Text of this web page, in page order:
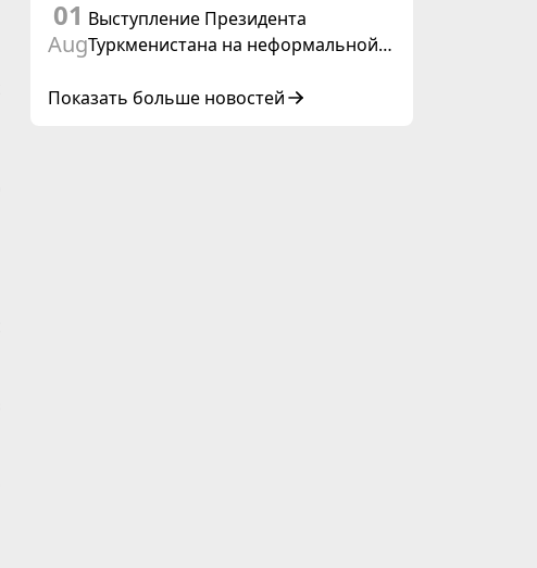
01
Aug
Выступление Президента
Туркменистана на неформальной
государств Центральной Азии и
Показать больше новостей